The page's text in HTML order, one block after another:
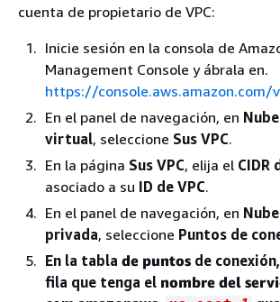
cuenta de propietario de VPC:
Inicie sesión en la consola de
Management Console y ábrala en.
https://console.aws.amazon.com/
En el panel de navegación, en
virtual, seleccione Sus VPC.
En la página Sus VPC, elija el CIDR
asociado a su ID de VPC.
En el panel de navegación, en
privada, seleccione Puntos de
En la tabla de puntos de
fila que tenga el nombre del